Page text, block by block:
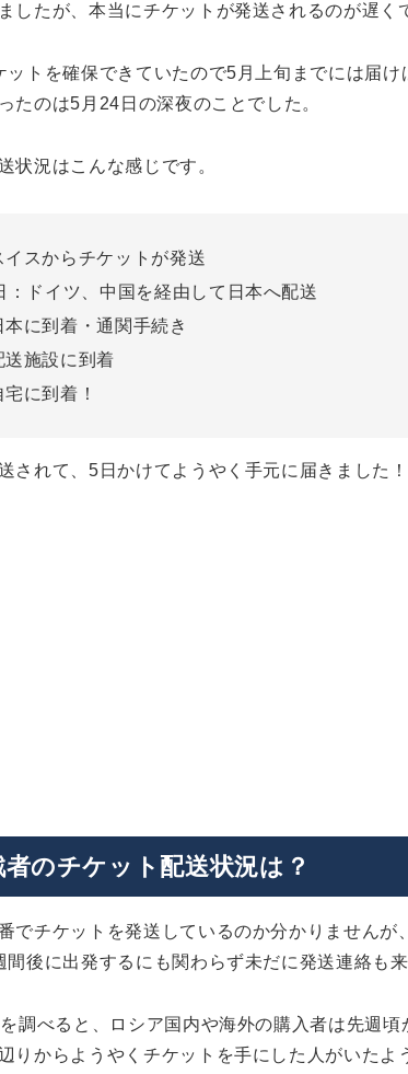
したが、本当にチケットが発送されるのが遅く
ットを確保できていたので5月上旬までには届
たのは5月24日の深夜のことでした。
状況はこんな感じです。
イスからチケットが発送
：ドイツ、中国を経由して日本へ配送
本に到着・通関手続き
送施設に到着
に到着！
されて、5日かけてようやく手元に届きました！
のチケット配送状況は？
でチケットを発送しているのか分かりません
間後に出発するにも関わらず未だに発送連絡も
調べると、ロシア国内や海外の購入者は先週頃
りからようやくチケットを手にした人がいたよ